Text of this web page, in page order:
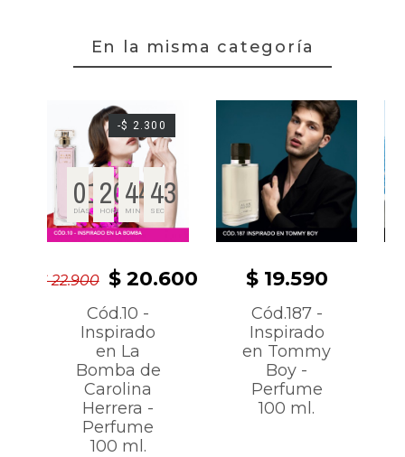
En la misma categoría
01
DÍAS 20
HORAS 44
MIN 43
SEC
Cód.10 -
Inspirado
en La
Bomba de
Carolina
Herrera -
Perfume
100 ml.
$ 22.900 $ 20.600
-$ 2.300
Cód.187 -
Inspirado
en Tommy
Boy -
Perfume
100 ml.
$ 19.590